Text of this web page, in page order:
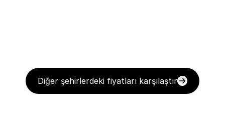
Diğer şehirlerdeki fiyatları karşılaştır